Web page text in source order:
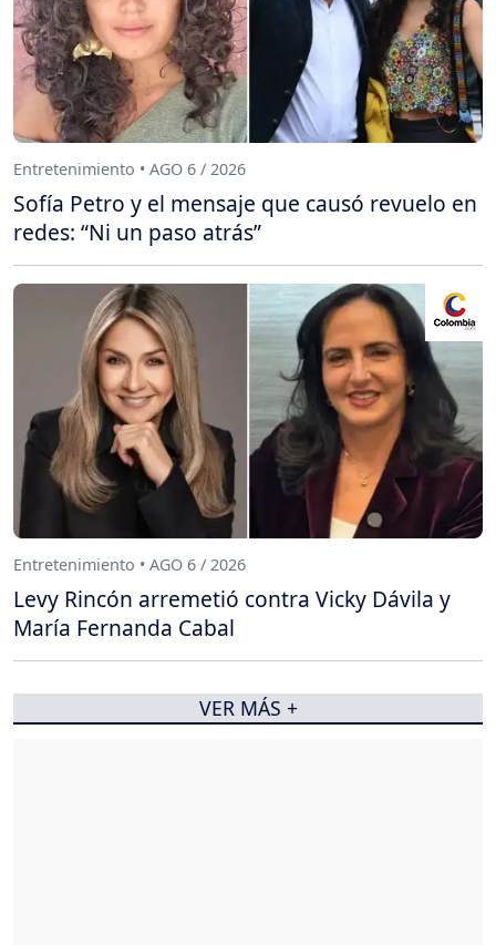
Entretenimiento • AGO 6 / 2026
Sofía Petro y el mensaje que causó revuelo en
redes: “Ni un paso atrás”
Entretenimiento • AGO 6 / 2026
Levy Rincón arremetió contra Vicky Dávila y
María Fernanda Cabal
VER MÁS +